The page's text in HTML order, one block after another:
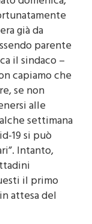
domenica,
già da
parente
il sindaco –
capiamo che
se non
alle
settimana
19 si può
Intanto,
il primo